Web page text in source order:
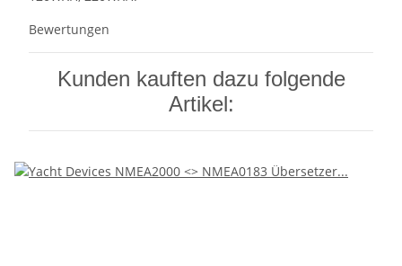
Bewertungen
Kunden kauften dazu folgende
Artikel: